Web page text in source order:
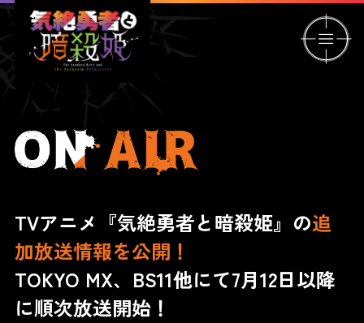
TVアニメ『気絶勇者と暗殺姫』の追
加放送情報を公開！
TOKYO MX、BS11他にて7月12日以降
に順次放送開始！